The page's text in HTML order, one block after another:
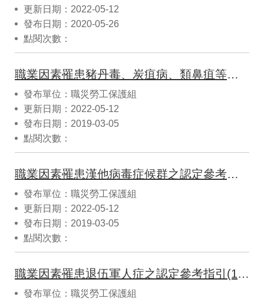
更新日期：2022-05-12
發布日期：2020-05-26
點閱次數：
職業因素罹患豬丹毒、炭疽病、類鼻疽等疾病之認定參考指引(108 03修正)
發布單位：職災勞工保護組
更新日期：2022-05-12
發布日期：2019-03-05
點閱次數：
職業因素罹患漢他病毒症候群之認定參考指引(108 03修正)
發布單位：職災勞工保護組
更新日期：2022-05-12
發布日期：2019-03-05
點閱次數：
職業因素罹患退伍軍人症之認定參考指引(108 03修正)
發布單位：職災勞工保護組